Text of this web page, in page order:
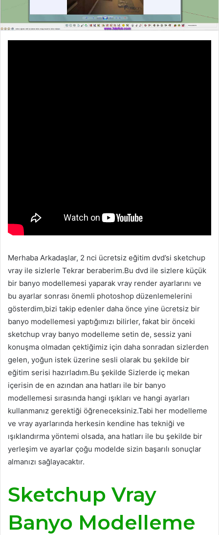
Merhaba Arkadaşlar, 2 nci ücretsiz eğitim dvd’si sketchup
vray ile sizlerle Tekrar beraberim.Bu dvd ile sizlere küçük
bir banyo modellemesi yaparak vray render ayarlarını ve
bu ayarlar sonrası önemli photoshop düzenlemelerini
gösterdim,bizi takip edenler daha önce yine ücretsiz bir
banyo modellemesi yaptığımızı bilirler, fakat bir önceki
sketchup vray banyo modelleme setin de, sessiz yani
konuşma olmadan çektiğimiz için daha sonradan sizlerden
gelen, yoğun istek üzerine sesli olarak bu şekilde bir
eğitim serisi hazırladım.Bu şekilde Sizlerde iç mekan
içerisin de en azından ana hatları ile bir banyo
modellemesi sırasında hangi ışıkları ve hangi ayarları
kullanmanız gerektiği öğreneceksiniz.Tabi her modelleme
ve vray ayarlarında herkesin kendine has tekniği ve
ışıklandırma yöntemi olsada, ana hatları ile bu şekilde bir
yerleşim ve ayarlar çoğu modelde sizin başarılı sonuçlar
almanızı sağlayacaktır.
Sketchup Vray
Banyo Modelleme